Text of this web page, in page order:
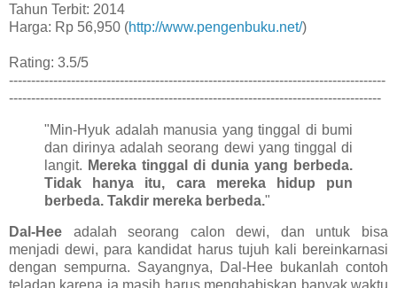
Tahun Terbit: 2014
Harga: Rp 56,950 (http://www.pengenbuku.net/)
Rating: 3.5/5
-------------------------------------------------------------------------------------
------------------------------------------------------------------------------------
"Min-Hyuk adalah manusia yang tinggal di bumi
dan dirinya adalah seorang dewi yang tinggal di
langit. Mereka tinggal di dunia yang berbeda.
Tidak hanya itu, cara mereka hidup pun
berbeda. Takdir mereka berbeda."
Dal-Hee adalah seorang calon dewi, dan untuk bisa
menjadi dewi, para kandidat harus tujuh kali bereinkarnasi
dengan sempurna. Sayangnya, Dal-Hee bukanlah contoh